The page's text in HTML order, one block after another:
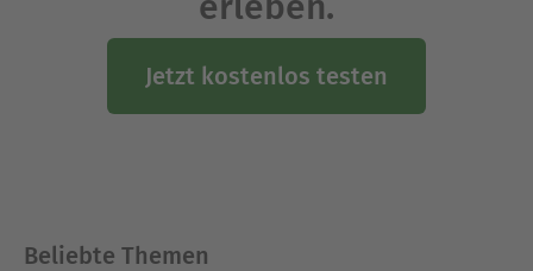
Jetzt kostenlos testen
Beliebte Themen